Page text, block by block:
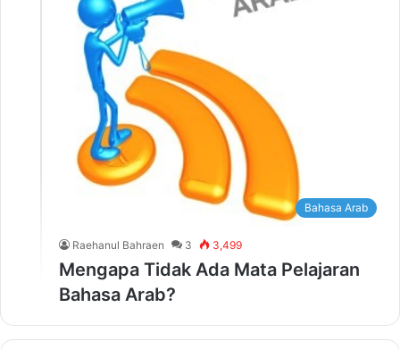
Bahasa Arab
Raehanul Bahraen 3 3,499
Mengapa Tidak Ada Mata Pelajaran
Bahasa Arab?